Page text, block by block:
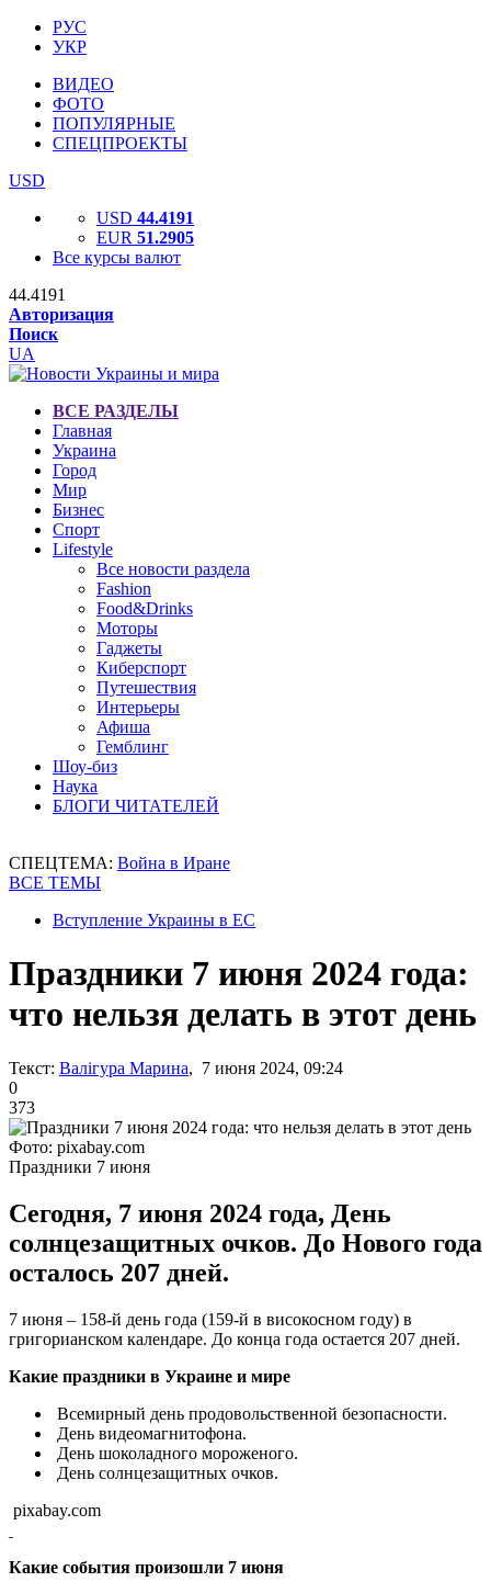
РУС
УКР
ВИДЕО
ФОТО
ПОПУЛЯРНЫЕ
СПЕЦПРОЕКТЫ
USD
USD 44.4191
EUR 51.2905
Все курсы валют
44.4191
Авторизация
Поиск
UA
ВСЕ РАЗДЕЛЫ
Главная
Украина
Город
Мир
Бизнес
Спорт
Lifestyle
Все новости раздела
Fashion
Food&Drinks
Моторы
Гаджеты
Киберспорт
Путешествия
Интерьеры
Афиша
Гемблинг
Шоу-биз
Наука
БЛОГИ ЧИТАТЕЛЕЙ
СПЕЦТЕМА: Война в Иране
ВСЕ ТЕМЫ
Вступление Украины в ЕС
Праздники 7 июня 2024 года:
что нельзя делать в этот день
Текст: Валігура Марина, 7 июня 2024, 09:24
0
373
Фото: pixabay.com
Праздники 7 июня
Сегодня, 7 июня 2024 года, День
солнцезащитных очков. До Нового года
осталось 207 дней.
7 июня – 158-й день года (159-й в високосном году) в
григорианском календаре. До конца года остается 207 дней.
Какие праздники в Украине и мире
Всемирный день продовольственной безопасности.
День видеомагнитофона.
День шоколадного мороженого.
День солнцезащитных очков.
pixabay.com
Какие события произошли 7 июня